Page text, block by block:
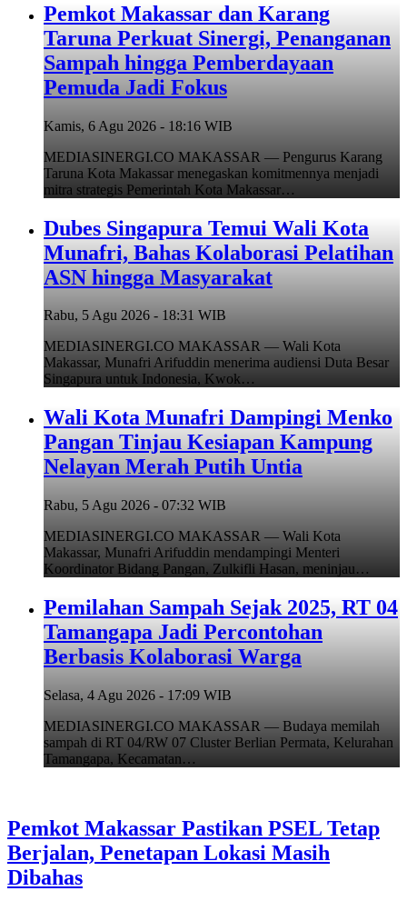
Pemkot Makassar dan Karang
Taruna Perkuat Sinergi, Penanganan
Sampah hingga Pemberdayaan
Pemuda Jadi Fokus
Kamis, 6 Agu 2026 - 18:16 WIB
MEDIASINERGI.CO MAKASSAR — Pengurus Karang
Taruna Kota Makassar menegaskan komitmennya menjadi
mitra strategis Pemerintah Kota Makassar…
Dubes Singapura Temui Wali Kota
Munafri, Bahas Kolaborasi Pelatihan
ASN hingga Masyarakat
Rabu, 5 Agu 2026 - 18:31 WIB
MEDIASINERGI.CO MAKASSAR — Wali Kota
Makassar, Munafri Arifuddin menerima audiensi Duta Besar
Singapura untuk Indonesia, Kwok…
Wali Kota Munafri Dampingi Menko
Pangan Tinjau Kesiapan Kampung
Nelayan Merah Putih Untia
Rabu, 5 Agu 2026 - 07:32 WIB
MEDIASINERGI.CO MAKASSAR — Wali Kota
Makassar, Munafri Arifuddin mendampingi Menteri
Koordinator Bidang Pangan, Zulkifli Hasan, meninjau…
Pemilahan Sampah Sejak 2025, RT 04
Tamangapa Jadi Percontohan
Berbasis Kolaborasi Warga
Selasa, 4 Agu 2026 - 17:09 WIB
MEDIASINERGI.CO MAKASSAR — Budaya memilah
sampah di RT 04/RW 07 Cluster Berlian Permata, Kelurahan
Tamangapa, Kecamatan…
Pemkot Makassar Pastikan PSEL Tetap
Berjalan, Penetapan Lokasi Masih
Dibahas